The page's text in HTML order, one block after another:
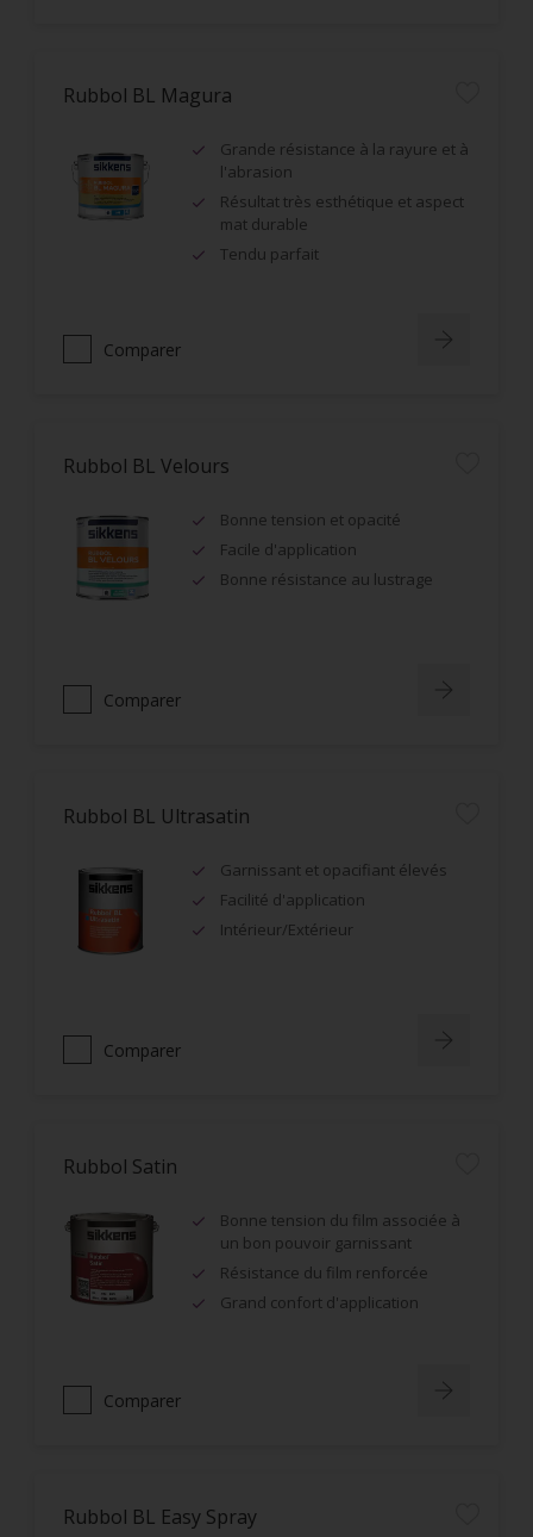
Rubbol BL Magura
Grande résistance à la rayure et à
l'abrasion
Résultat très esthétique et aspect
mat durable
Tendu parfait
Comparer
Rubbol BL Velours
Bonne tension et opacité
Facile d'application
Bonne résistance au lustrage
Comparer
Rubbol BL Ultrasatin
Garnissant et opacifiant élevés
Facilité d'application
Intérieur/Extérieur
Comparer
Rubbol Satin
Bonne tension du film associée à
un bon pouvoir garnissant
Résistance du film renforcée
Grand confort d'application
Comparer
Rubbol BL Easy Spray